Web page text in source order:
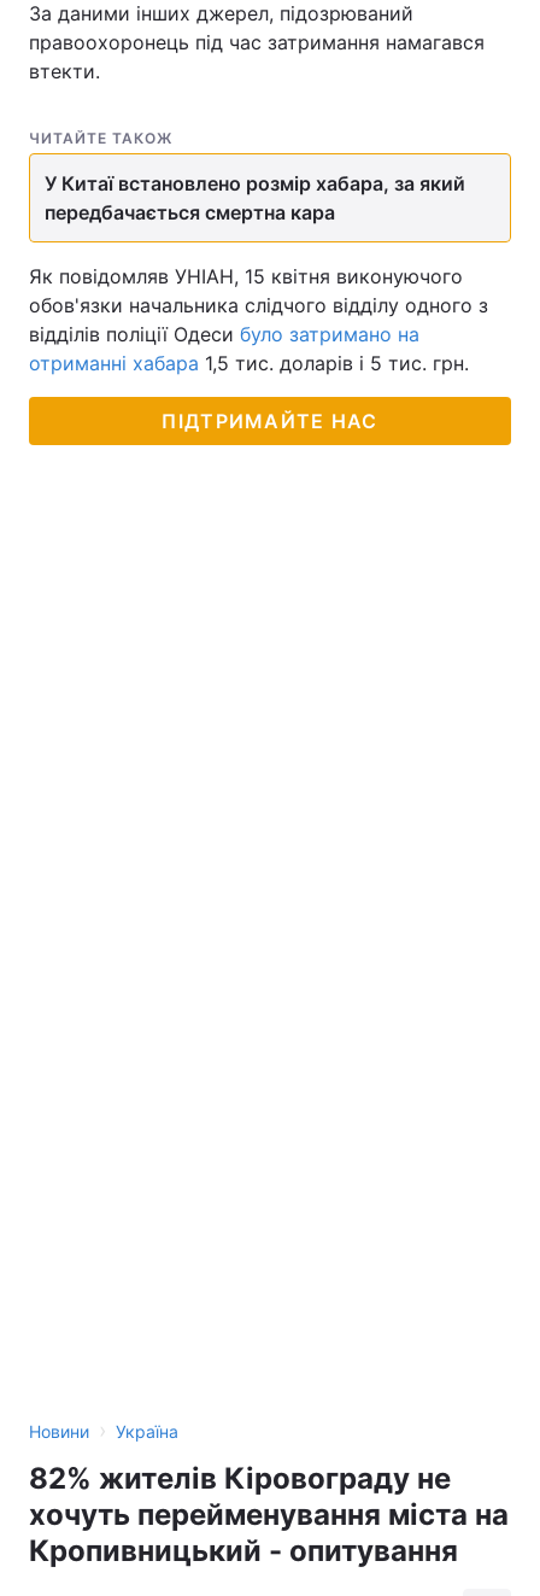
За даними інших джерел, підозрюваний
правоохоронець під час затримання намагався
втекти.
ЧИТАЙТЕ ТАКОЖ
У Китаї встановлено розмір хабара, за який
передбачається смертна кара
Як повідомляв УНІАН, 15 квітня виконуючого
обов'язки начальника слідчого відділу одного з
відділів поліції Одеси було затримано на
отриманні хабара 1,5 тис. доларів і 5 тис. грн.
ПІДТРИМАЙТЕ НАС
Новини › Україна
82% жителів Кіровограду не
хочуть перейменування міста на
Кропивницький - опитування